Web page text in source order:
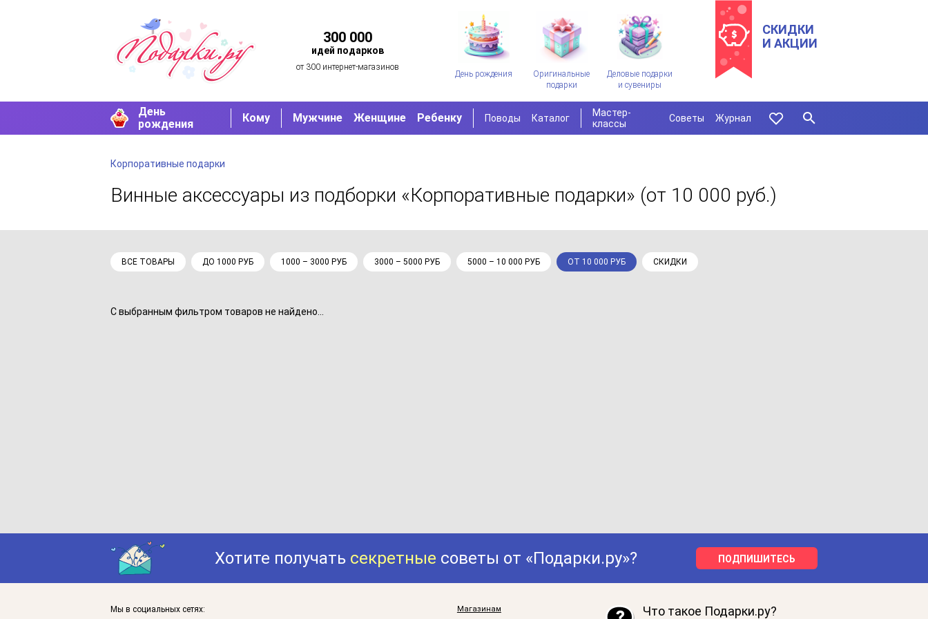
300 000
идей подарков
от 300 интернет-магазинов
День рождения
Оригинальные
подарки
Деловые подарки
и сувениры
СКИДКИ
И АКЦИИ
День
рождения
Кому Мужчине Женщине Ребенку Поводы Каталог
Мастер-
классы
Советы Журнал
Корпоративные подарки
Винные аксессуары из подборки «Корпоративные подарки» (от 10 000 руб.)
ВСЕ ТОВАРЫ ДО 1000 РУБ 1000 – 3000 РУБ 3000 – 5000 РУБ 5000 – 10 000 РУБ ОТ 10 000 РУБ СКИДКИ
С выбранным фильтром товаров не найдено...
Хотите получать секретные советы от «Подарки.ру»? ПОДПИШИТЕСЬ
Мы в социальных сетях: Магазинам Что такое Подарки.ру?